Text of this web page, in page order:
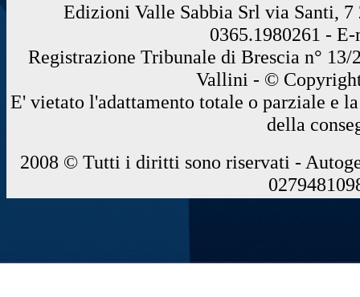
Edizioni Valle Sabbia Srl via Santi, 7
0365.1980261 -
Registrazione Tribunale di Brescia n°
Vallini - ©
E' vietato l'adattamento totale o parziale e
della
2008 © Tutti i diritti sono riservati -